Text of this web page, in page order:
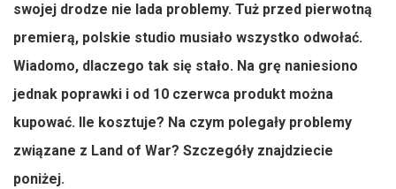
swojej drodze nie lada problemy. Tuż przed pierwotną
premierą, polskie studio musiało wszystko odwołać.
Wiadomo, dlaczego tak się stało. Na grę naniesiono
jednak poprawki i od 10 czerwca produkt można
kupować. Ile kosztuje? Na czym polegały problemy
związane z Land of War? Szczegóły znajdziecie
poniżej.